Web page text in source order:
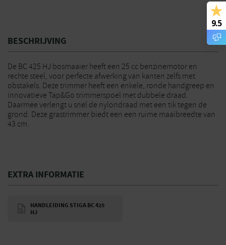
BESCHRIJVING
De BC 425 HJ bosmaaier heeft een 25 cc benzinemotor en
rechte steel, voor perfecte afwerking van kanten zelfs met
obstakels. Deze trimmer heeft een enkele, ronde handgreep en
innovatieve Tap&Go trimmerspoel met dubbele draad.
Daarmee verlengt u snel de nylondraad met een tik tegen de
grond. Deze grastrimmer biedt een een ruime maaibreedte van
43 cm.
EXTRA INFORMATIE
HANDLEIDING STIGA BC 425
HJ
9.5